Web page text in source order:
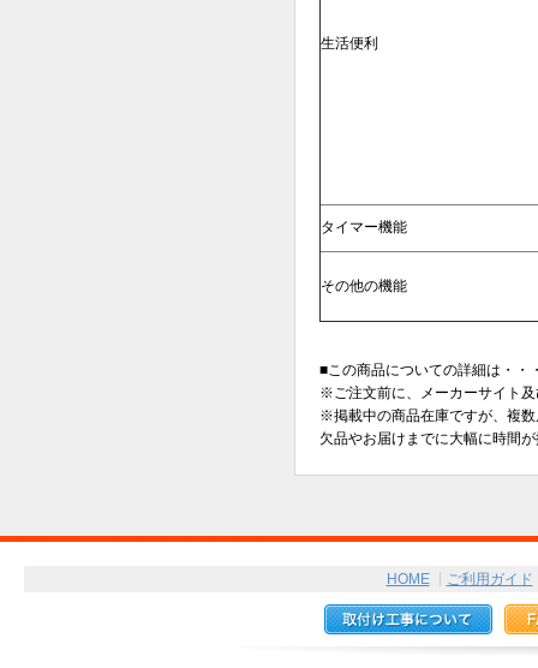
生活便利
タイマー機能
その他の機能
■この商品についての詳細は・
※ご注文前に、メーカーサイト
※掲載中の商品在庫ですが、複
欠品やお届けまでに大幅に時間
HOME ご利用ガイド